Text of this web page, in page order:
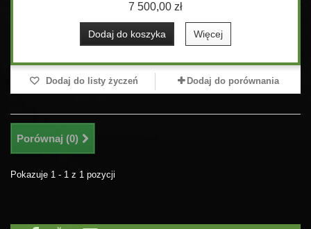
7 500,00 zł
Dodaj do koszyka Więcej
Dodaj do listy życzeń Dodaj do porównania
Porównaj (0)
Pokazuje 1 - 1 z 1 pozycji